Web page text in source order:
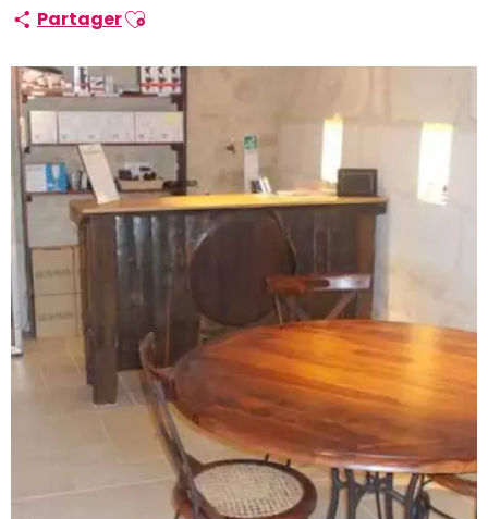
PartagerAjouter aux favoris